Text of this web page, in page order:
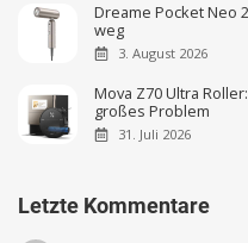
Dreame Pocket Neo
weg
3. August 2026
Mova Z70 Ultra
großes Problem
31. Juli 2026
Letzte Kommentare